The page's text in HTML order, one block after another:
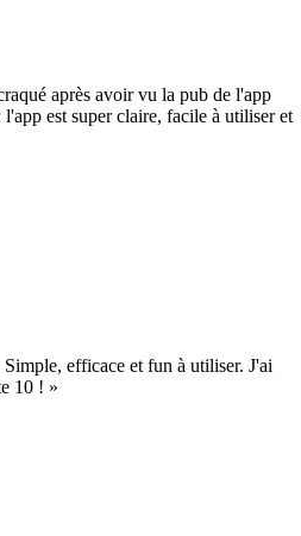
après avoir vu la pub de l'app
est super claire, facile à utiliser et
efficace et fun à utiliser. J'ai
10 ! »